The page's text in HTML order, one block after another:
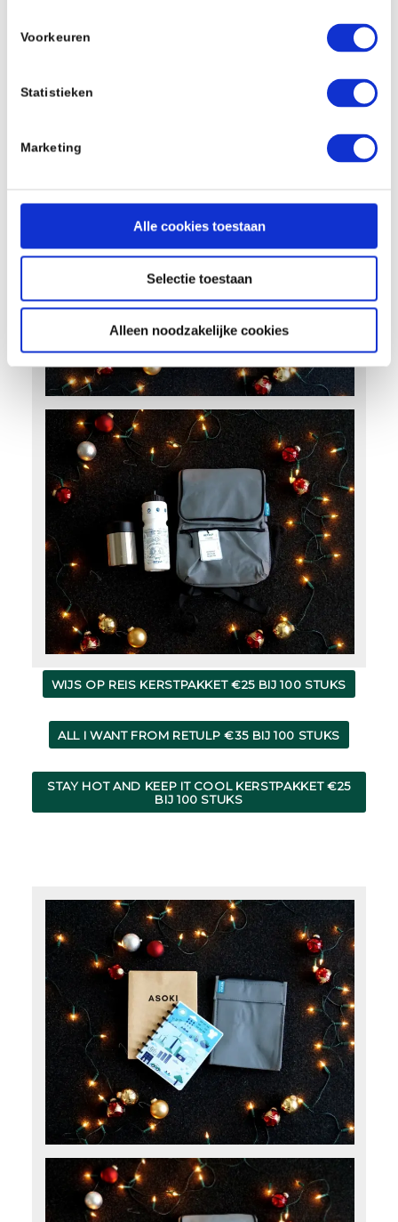
Voorkeuren
Statistieken
Marketing
Alle cookies toestaan
Selectie toestaan
Alleen noodzakelijke cookies
WIJS OP REIS KERSTPAKKET €25 BIJ 100 STUKS
ALL I WANT FROM RETULP €35 BIJ 100 STUKS
STAY HOT AND KEEP IT COOL KERSTPAKKET €25
BIJ 100 STUKS